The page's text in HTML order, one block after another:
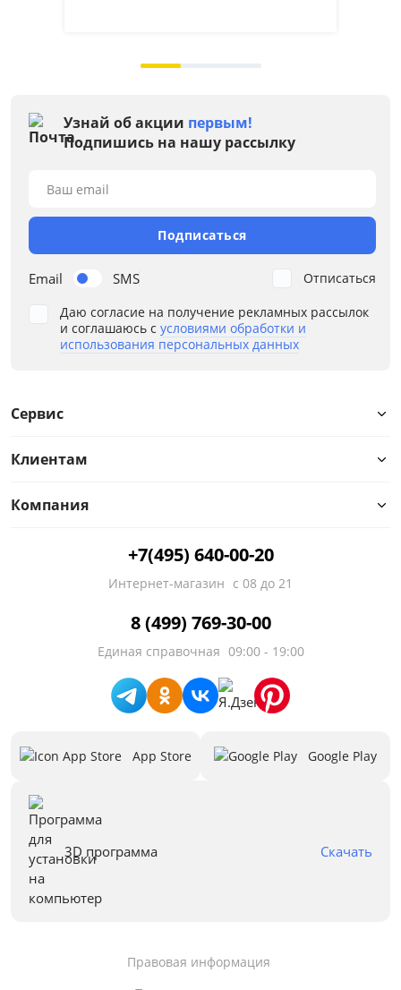
Узнай об акции первым!
Подпишись на нашу рассылку
Email SMS
Ваш email
Подписаться
Даю согласие на получение рекламных рассылок
и соглашаюсь с условиями обработки и
использования персональных данных
Отписаться
Сервис
Клиентам
Компания
+7(495) 640-00-20
Интернет-магазин с 08 до 21
8 (499) 769-30-00
Единая справочная 09:00 - 19:00
App Store Google Play
3D программа Скачать
Правовая информация